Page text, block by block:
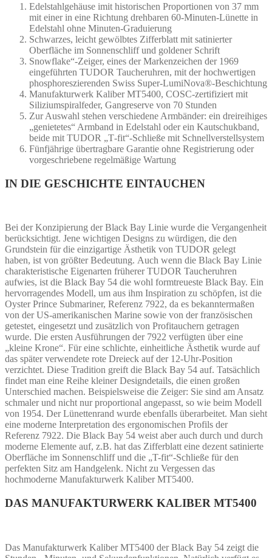
Edelstahlgehäuse imit historischen Proportionen von 37 mm
mit einer in eine Richtung drehbaren 60-Minuten-Lünette in
Edelstahl ohne Minuten-Graduierung
Schwarzes, leicht gewölbtes Zifferblatt mit satinierter
Oberfläche im Sonnenschliff und goldener Schrift
Snowflake“-Zeiger, eines der Markenzeichen der 1969
eingeführten TUDOR Taucheruhren, mit der hochwertigen
phosphoreszierenden Swiss Super-LumiNova®‑Beschichtung
Manufakturwerk Kaliber MT5400, COSC-zertifiziert mit
Siliziumspiralfeder, Gangreserve von 70 Stunden
Zur Auswahl stehen verschiedene Armbänder: ein dreireihiges
„genietetes“ Armband in Edelstahl oder ein Kautschukband,
beide mit TUDOR „T‑fit“‑Schließe mit Schnellverstellsystem
Fünfjährige übertragbare Garantie ohne Registrierung oder
vorgeschriebene regelmäßige Wartung
IN DIE GESCHICHTE EINTAUCHEN
Bei der Konzipierung der Black Bay Linie wurde die Vergangenheit
berücksichtigt. Jene wichtigen Designs zu würdigen, die den
Grundstein für die einzigartige Ästhetik von TUDOR gelegt
haben, ist von größter Bedeutung. Auch wenn die Black Bay Linie
charakteristische Eigenarten früherer TUDOR Taucheruhren
aufwies, ist die Black Bay 54 die wohl formtreueste Black Bay. Ein
hervorragendes Modell, um aus ihm Inspiration zu schöpfen, ist die
Oyster Prince Submariner, Referenz 7922, da es bekanntermaßen
von der US-amerikanischen Marine sowie von der französischen
getestet, eingesetzt und zusätzlich von Profitauchern getragen
wurde. Die ersten Ausführungen der 7922 verfügten über eine
„kleine Krone“. Für eine schlichte, einheitliche Ästhetik wurde auf
das später verwendete rote Dreieck auf der 12-Uhr-Position
verzichtet. Diese Tradition greift die Black Bay 54 auf. Tatsächlich
findet man eine Reihe kleiner Designdetails, die einen großen
Unterschied machen. Beispielsweise die Zeiger: Sie sind am Ansatz
schmaler und nicht nur proportional angepasst, so wie beim Modell
von 1954. Der Lünettenrand wurde ebenfalls überarbeitet. Man sieht
eine moderne Interpretation des ergonomischen Profils der
Referenz 7922. Die Black Bay 54 weist aber auch durch und durch
moderne Elemente auf, z.B. hat das Zifferblatt eine dezent satinierte
Oberfläche im Sonnenschliff und die „T-fit“-Schließe für den
perfekten Sitz am Handgelenk. Nicht zu Vergessen das
hochmoderne Manufakturwerk Kaliber MT5400.
DAS MANUFAKTURWERK KALIBER MT5400
Das Manufakturwerk Kaliber MT5400 der Black Bay 54 zeigt die